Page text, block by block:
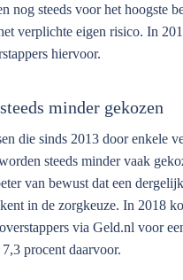
nog steeds voor het hoogste
verplichte eigen risico. In
hiervoor.
minder gekozen
die sinds 2013 door enkele
steeds minder vaak
van bewust dat een
in de zorgkeuze. In 2018
via Geld.nl voor
procent daarvoor.